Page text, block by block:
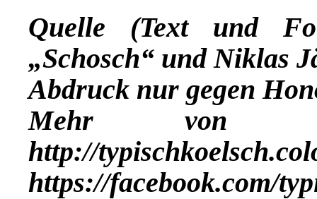
Quelle (Text und
„Schosch“ und Niklas
Abdruck nur gegen
Mehr
http://
https://facebook.com/